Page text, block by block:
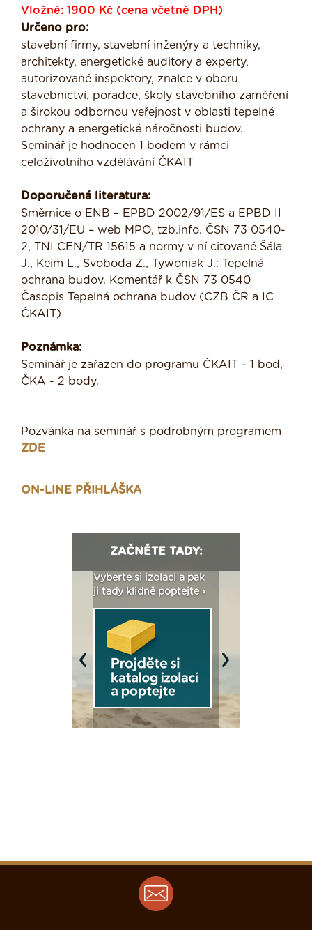
Vložné: 1900 Kč (cena včetně DPH)
Určeno pro:
stavební firmy, stavební inženýry a techniky,
architekty, energetické auditory a experty,
autorizované inspektory, znalce v oboru
stavebnictví, poradce, školy stavebního zaměření
a širokou odbornou veřejnost v oblasti tepelné
ochrany a energetické náročnosti budov.
Seminář je hodnocen 1 bodem v rámci
celoživotního vzdělávání ČKAIT
Doporučená literatura:
Směrnice o ENB – EPBD 2002/91/ES a EPBD II
2010/31/EU – web MPO, tzb.info. ČSN 73 0540-
2, TNI CEN/TR 15615 a normy v ní citované Šála
J., Keim L., Svoboda Z., Tywoniak J.: Tepelná
ochrana budov. Komentář k ČSN 73 0540
Časopis Tepelná ochrana budov (CZB ČR a IC
ČKAIT)
Poznámka:
Seminář je zařazen do programu ČKAIT - 1 bod,
ČKA - 2 body.
Pozvánka na seminář s podrobným programem
ZDE
ON-LINE PŘIHLÁŠKA
ZAČNĚTE TADY:
Vyberte si izolaci a pak
ji tady klidně poptejte ›
Previous Next